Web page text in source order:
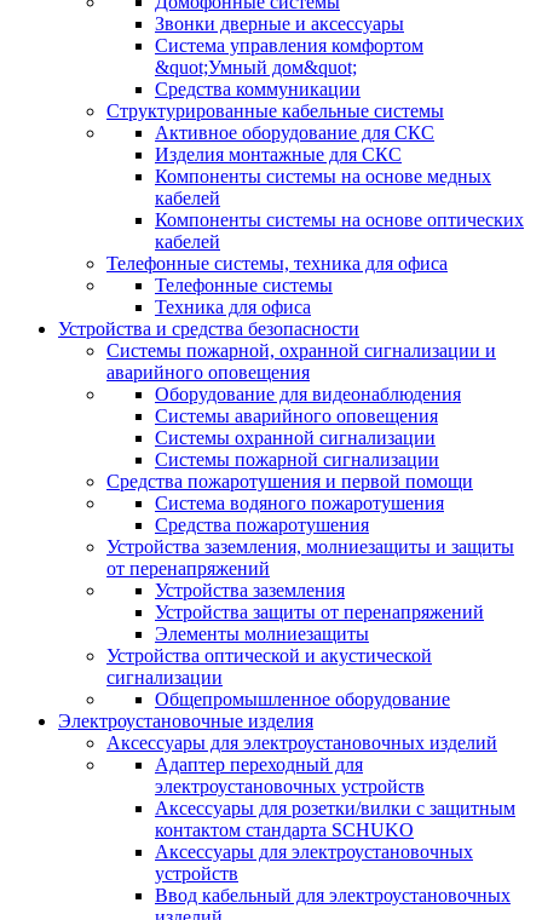
Звонки дверные и аксессуары
Система управления комфортом
&quot;Умный дом&quot;
Средства коммуникации
Структурированные кабельные системы
Активное оборудование для СКС
Изделия монтажные для СКС
Компоненты системы на основе медных
кабелей
Компоненты системы на основе оптических
кабелей
Телефонные системы, техника для офиса
Телефонные системы
Техника для офиса
Устройства и средства безопасности
Системы пожарной, охранной сигнализации и
аварийного оповещения
Оборудование для видеонаблюдения
Системы аварийного оповещения
Системы охранной сигнализации
Системы пожарной сигнализации
Средства пожаротушения и первой помощи
Система водяного пожаротушения
Средства пожаротушения
Устройства заземления, молниезащиты и защиты
от перенапряжений
Устройства заземления
Устройства защиты от перенапряжений
Элементы молниезащиты
Устройства оптической и акустической
сигнализации
Общепромышленное оборудование
Электроустановочные изделия
Аксессуары для электроустановочных изделий
Адаптер переходный для
электроустановочных устройств
Аксессуары для розетки/вилки с защитным
контактом стандарта SCHUKO
Аксессуары для электроустановочных
устройств
Ввод кабельный для электроустановочных